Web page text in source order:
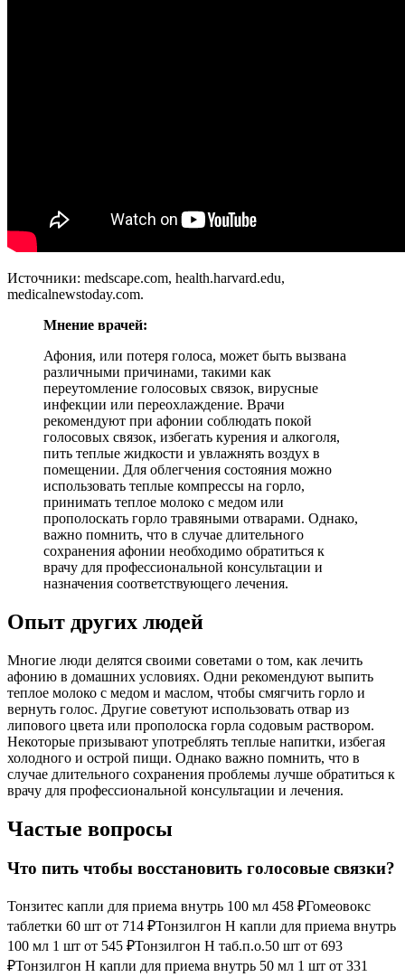
Источники: medscape.com, health.harvard.edu,
medicalnewstoday.com.
Мнение врачей:
Афония, или потеря голоса, может быть вызвана
различными причинами, такими как
переутомление голосовых связок, вирусные
инфекции или переохлаждение. Врачи
рекомендуют при афонии соблюдать покой
голосовых связок, избегать курения и алкоголя,
пить теплые жидкости и увлажнять воздух в
помещении. Для облегчения состояния можно
использовать теплые компрессы на горло,
принимать теплое молоко с медом или
прополоскать горло травяными отварами. Однако,
важно помнить, что в случае длительного
сохранения афонии необходимо обратиться к
врачу для профессиональной консультации и
назначения соответствующего лечения.
Опыт других людей
Многие люди делятся своими советами о том, как лечить
афонию в домашних условиях. Одни рекомендуют выпить
теплое молоко с медом и маслом, чтобы смягчить горло и
вернуть голос. Другие советуют использовать отвар из
липового цвета или прополоска горла содовым раствором.
Некоторые призывают употреблять теплые напитки, избегая
холодного и острой пищи. Однако важно помнить, что в
случае длительного сохранения проблемы лучше обратиться к
врачу для профессиональной консультации и лечения.
Частые вопросы
Что пить чтобы восстановить голосовые связки?
Тонзитес капли для приема внутрь 100 мл 458 ₽Гомеовокс
таблетки 60 шт от 714 ₽Тонзилгон Н капли для приема внутрь
100 мл 1 шт от 545 ₽Тонзилгон Н таб.п.о.50 шт от 693
₽Тонзилгон Н капли для приема внутрь 50 мл 1 шт от 331